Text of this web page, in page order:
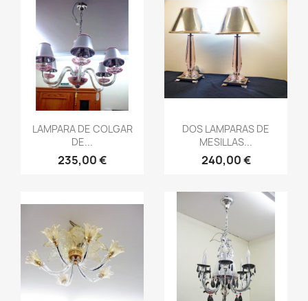
Vista rápida
LAMPARA DE COLGAR
DE...
235,00 €
Vista rápida
DOS LAMPARAS DE
MESILLAS...
240,00 €